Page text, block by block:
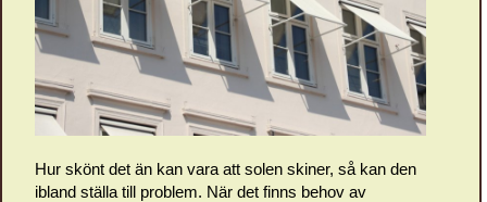
Hur skönt det än kan vara att solen skiner, så kan den
ibland ställa till problem. När det finns behov av